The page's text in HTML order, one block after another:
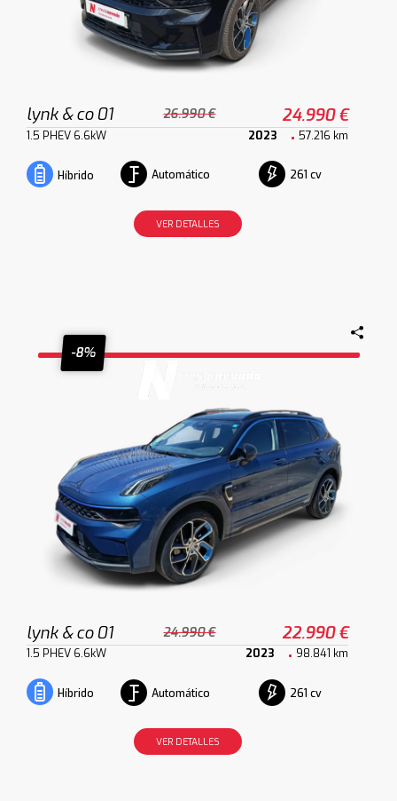
lynk & co 01 26.990 € 24.990 €
1.5 PHEV 6.6kW 2023 57.216 km
Híbrido Automático 261 cv
VER DETALLES
-8%
lynk & co 01 24.990 € 22.990 €
1.5 PHEV 6.6kW 2023 98.841 km
Híbrido Automático 261 cv
VER DETALLES